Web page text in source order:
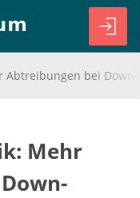
Mehr